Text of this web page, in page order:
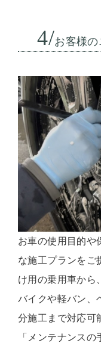
4/お客様
お車の使用目的や
な施工プランをご
け用の乗用車から
バイクや軽バン、
分施工まで対応可
「メンテナンス